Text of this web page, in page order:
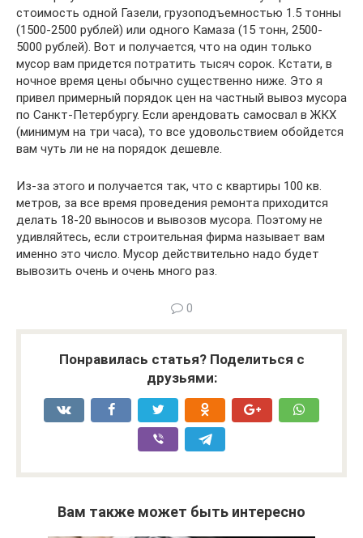
стоимость одной Газели, грузоподъемностью 1.5 тонны
(1500-2500 рублей) или одного Камаза (15 тонн, 2500-
5000 рублей). Вот и получается, что на один только
мусор вам придется потратить тысяч сорок. Кстати, в
ночное время цены обычно существенно ниже. Это я
привел примерный порядок цен на частный вывоз мусора
по Санкт-Петербургу. Если арендовать самосвал в ЖКХ
(минимум на три часа), то все удовольствием обойдется
вам чуть ли не на порядок дешевле.
Из-за этого и получается так, что с квартиры 100 кв.
метров, за все время проведения ремонта приходится
делать 18-20 выносов и вывозов мусора. Поэтому не
удивляйтесь, если строительная фирма называет вам
именно это число. Мусор действительно надо будет
вывозить очень и очень много раз.
0
Понравилась статья? Поделиться с
друзьями:
Вам также может быть интересно